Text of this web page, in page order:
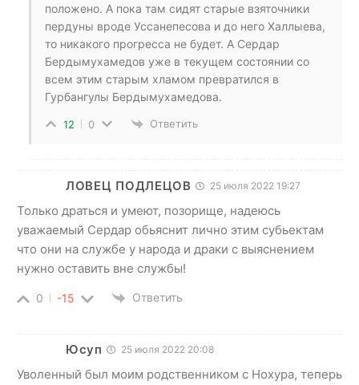
положено. А пока там сидят старые взяточники
пердуны вроде Уссанепесова и до него Халлыева,
то никакого прогресса не будет. А Сердар
Бердымухамедов уже в текущем состоянии со
всем этим старым хламом превратился в
Гурбангулы Бердымухамедова.
12 0 Ответить
ЛОВЕЦ ПОДЛЕЦОВ 25 июля 2022 19:27
Только драться и умеют, позорище, надеюсь
уважаемый Сердар обьяснит лично этим субьектам
что они на службе у народа и драки с выяснением
нужно оставить вне службы!
0 -15 Ответить
Юсуп 25 июля 2022 20:08
Уволенный был моим родственником с Нохура, теперь